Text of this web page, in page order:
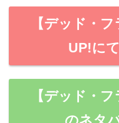
【デッド・
UP!に
【デッド・
のネタ